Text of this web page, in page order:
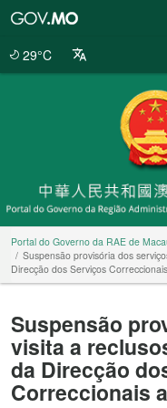
29°C
Portal do Governo da RAE de
Suspensão provisória dos
Direcção dos Serviços
Suspensão
visita a
da Direcção
Correccionais